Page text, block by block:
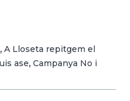
, A Lloseta repitgem el
ase, Campanya No i